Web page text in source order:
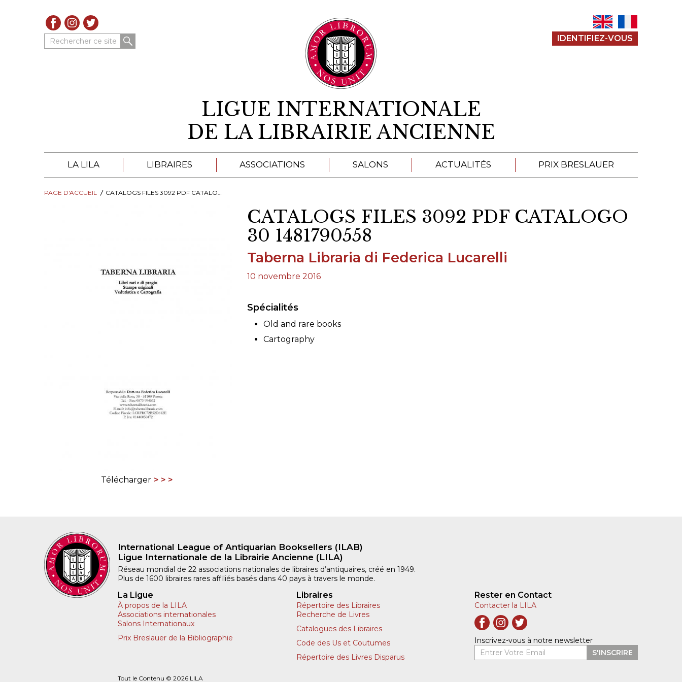
Rechercher ce site IDENTIFIEZ-VOUS
LIGUE INTERNATIONALE
DE LA LIBRAIRIE ANCIENNE
LA LILA
À PROPOS DE LA LILA
CODE ES US ET COUTUMES DE LA LILA
LIBRAIRES
LIBRAIRES DE LA LILA
RÉPERTOIRE DES LIBRAIRIES
ASSOCIATIONS SALONS ACTUALITÉS PRIX BRESLAUER
SOUMISSIONS 2026
PAGE D'ACCUEIL CATALOGS FILES 3092 PDF CATALOGO 30 1481790558
Télécharger
CATALOGS FILES 3092 PDF CATALOGO
30 1481790558
Taberna Libraria di Federica Lucarelli
10 novembre 2016
Spécialités
Old and rare books
Cartography
International League of Antiquarian Booksellers (ILAB)
Ligue Internationale de la Librairie Ancienne (LILA)
Réseau mondial de 22 associations nationales de libraires d’antiquaires, créé en 1949.
Plus de 1600 libraires rares affiliés basés dans 40 pays à travers le monde.
La Ligue
À propos de la LILA
Associations internationales
Salons Internationaux
Prix Breslauer de la Bibliographie
Libraires
Répertoire des Libraires
Recherche de Livres
Catalogues des Libraires
Code des Us et Coutumes
Répertoire des Livres Disparus
Rester en Contact
Contacter la LILA
Inscrivez-vous à notre newsletter
Entrer Votre Email
S'INSCRIRE
Tout le Contenu © 2026 LILA